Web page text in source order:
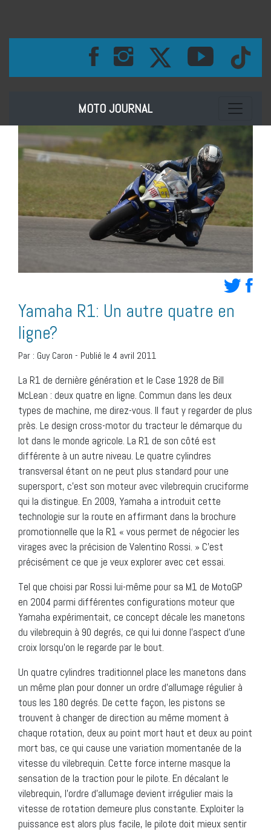
MOTO JOURNAL Toggle
Yamaha R1: Un autre quatre en
ligne?
Par : Guy Caron - Publié le 4 avril 2011
La R1 de dernière génération et le Case 1928 de Bill
McLean : deux quatre en ligne. Commun dans les deux
types de machine, me direz-vous. Il faut y regarder de plus
près. Le design cross-motor du tracteur le démarque du
lot dans le monde agricole. La R1 de son côté est
différente à un autre niveau. Le quatre cylindres
transversal étant on ne peut plus standard pour une
supersport, c’est son moteur avec vilebrequin cruciforme
qui la distingue. En 2009, Yamaha a introduit cette
technologie sur la route en affirmant dans la brochure
promotionnelle que la R1 « vous permet de négocier les
virages avec la précision de Valentino Rossi. » C’est
précisément ce que je veux explorer avec cet essai.
Tel que choisi par Rossi lui-même pour sa M1 de MotoGP
en 2004 parmi différentes configurations moteur que
Yamaha expérimentait, ce concept décale les manetons
du vilebrequin à 90 degrés, ce qui lui donne l’aspect d’une
croix lorsqu’on le regarde par le bout.
Un quatre cylindres traditionnel place les manetons dans
un même plan pour donner un ordre d’allumage régulier à
tous les 180 degrés. De cette façon, les pistons se
trouvent à changer de direction au même moment à
chaque rotation, deux au point mort haut et deux au point
mort bas, ce qui cause une variation momentanée de la
vitesse du vilebrequin. Cette force interne masque la
sensation de la traction pour le pilote. En décalant le
vilebrequin, l’ordre d’allumage devient irrégulier mais la
vitesse de rotation demeure plus constante. Exploiter la
puissance est alors plus facile, le pilote doit mieux sentir